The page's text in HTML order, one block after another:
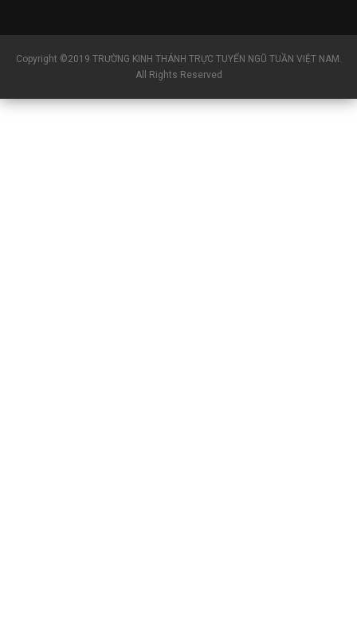
Copyright ©2019 TRƯỜNG KINH THÁNH TRỰC TUYẾN NGŨ TUẦN VIỆT NAM.
All Rights Reserved